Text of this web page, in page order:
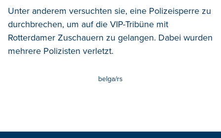
Unter anderem versuchten sie, eine Polizeisperre zu
durchbrechen, um auf die VIP-Tribüne mit
Rotterdamer Zuschauern zu gelangen. Dabei wurden
mehrere Polizisten verletzt.
belga/rs